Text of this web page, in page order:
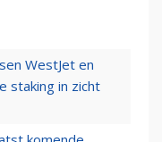
WestJet en
staking in zicht